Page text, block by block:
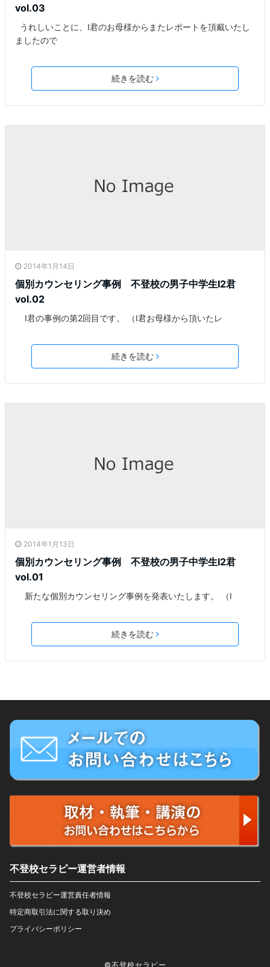
vol.03
うれしいことに、I君のお母様からまたレポートを頂戴いたし
ましたので
続きを読む
2014年1月14日
個別カウンセリング事例 不登校の男子中学生I2君
vol.02
I君の事例の第2回目です。 （I君お母様から頂いたレ
続きを読む
2014年1月13日
個別カウンセリング事例 不登校の男子中学生I2君
vol.01
新たな個別カウンセリング事例を発表いたします。 （I
続きを読む
不登校セラピー運営者情報
不登校セラピー運営責任者情報
特定商取引法に関する取り決め
プライバシーポリシー
©不登校セラピー